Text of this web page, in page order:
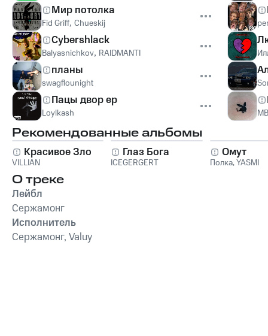
Мир потолка
Fid Griff, Chueskij
Cybershlack
Balyasnichkov, RAIDMANTI
планы
swagflounight
Пацы двор ер
Loylkash MB
Рекомендованные альбомы
Красивое Зло
VILLIAN
Глаз Бога
ICEGERGERT
Омут
Полка,YASMI
О треке
Лейбл
Сержамонг
Исполнитель
Сержамонг, Valuy